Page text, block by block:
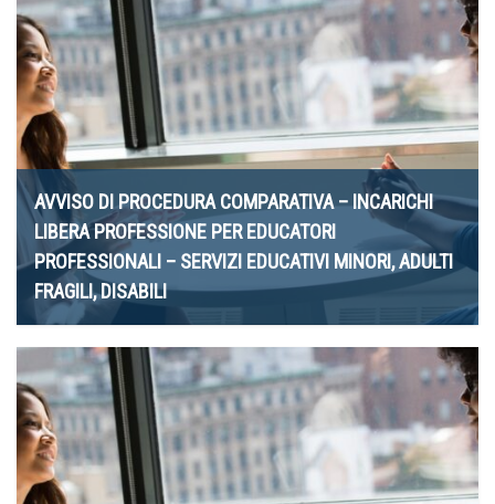
AVVISO DI PROCEDURA COMPARATIVA – INCARICHI
LIBERA PROFESSIONE PER EDUCATORI
PROFESSIONALI – SERVIZI EDUCATIVI MINORI, ADULTI
FRAGILI, DISABILI
23 Luglio 2026